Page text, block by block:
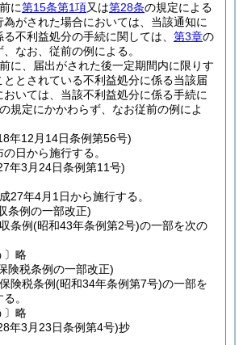
に第15条第1項又は第28条の規定による
がされた場合においては、当該通知に
不利益処分の手続に関しては、 第3章の
なお、従前の例による。
に、届出がされた後一定期間内に限りす
ととされている不利益処分に係る当該届
いては、当該不利益処分に係る手続に
の規定にかかわらず、なお従前の例によ
年12月14日条例第56号)
日から施行する。
年3月24日条例第11号)
27年4月1日から施行する。
条例の一部改正)
条例(昭和43年条例第2号)の一部を次の
〕略
険税条例の一部改正)
険税条例(昭和34年条例第7号)の一部を
。
〕略
年3月23日条例第4号)抄